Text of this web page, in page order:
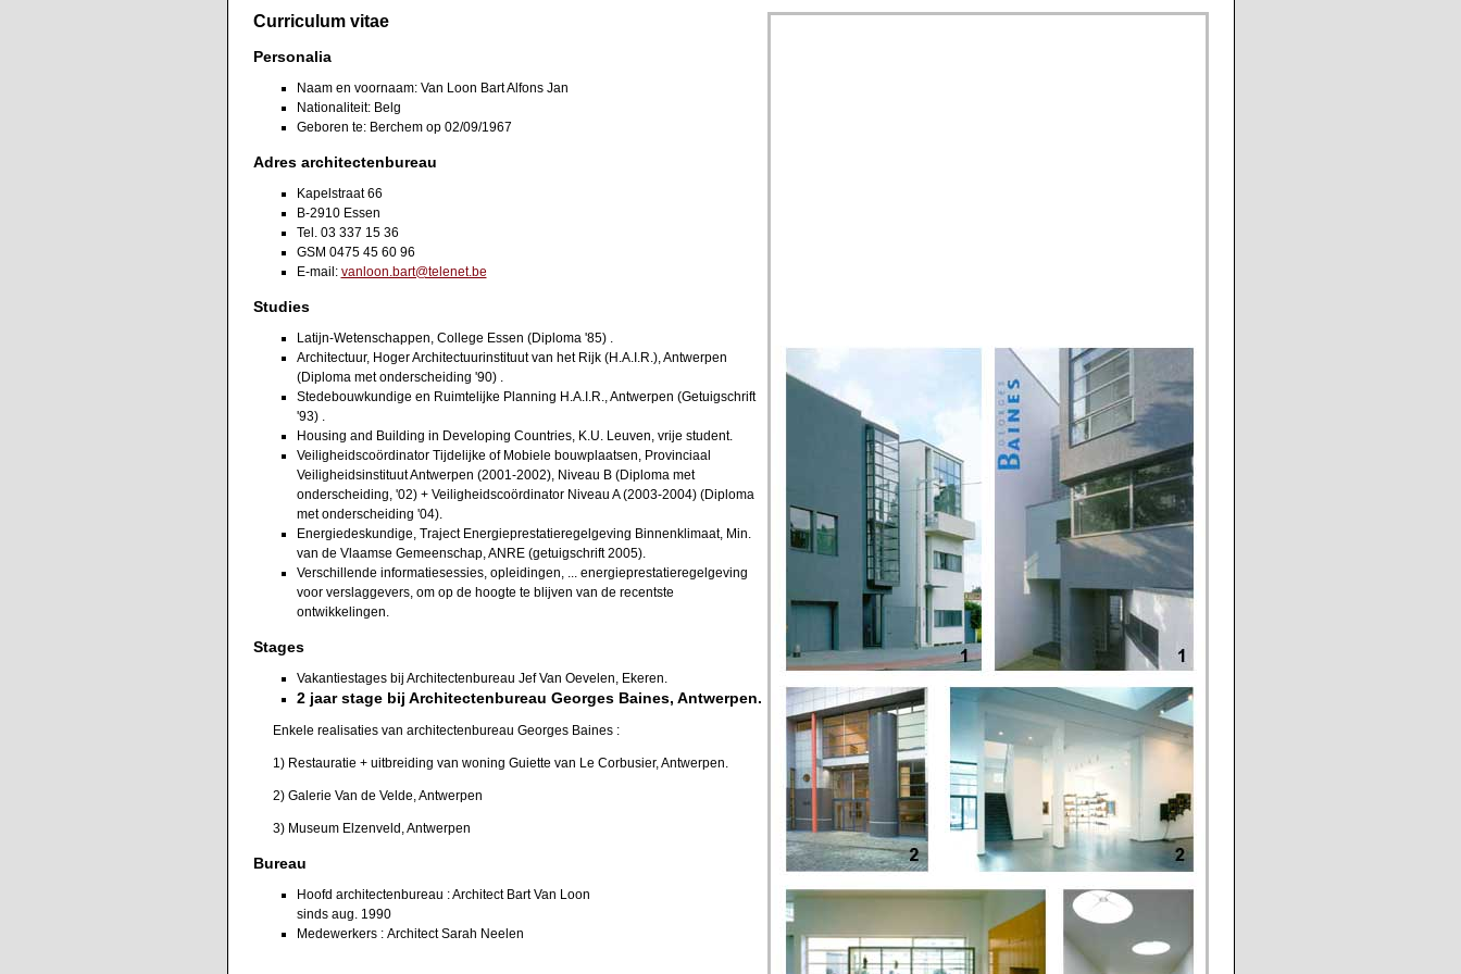
Curriculum vitae
Personalia
Naam en voornaam: Van Loon Bart Alfons Jan
Nationaliteit: Belg
Geboren te: Berchem op 02/09/1967
Adres architectenbureau
Kapelstraat 66
B-2910 Essen
Tel. 03 337 15 36
GSM 0475 45 60 96
E-mail: vanloon.bart@telenet.be
Studies
Latijn-Wetenschappen, College Essen (Diploma '85) .
Architectuur, Hoger Architectuurinstituut van het Rijk (H.A.I.R.), Antwerpen
(Diploma met onderscheiding '90) .
Stedebouwkundige en Ruimtelijke Planning H.A.I.R., Antwerpen (Getuigschrift
'93) .
Housing and Building in Developing Countries, K.U. Leuven, vrije student.
Veiligheidscoördinator Tijdelijke of Mobiele bouwplaatsen, Provinciaal
Veiligheidsinstituut Antwerpen (2001-2002), Niveau B (Diploma met
onderscheiding, '02) + Veiligheidscoördinator Niveau A (2003-2004) (Diploma
met onderscheiding '04).
Energiedeskundige, Traject Energieprestatieregelgeving Binnenklimaat, Min.
van de Vlaamse Gemeenschap, ANRE (getuigschrift 2005).
Verschillende informatiesessies, opleidingen, ... energieprestatieregelgeving
voor verslaggevers, om op de hoogte te blijven van de recentste
ontwikkelingen.
Stages
Vakantiestages bij Architectenbureau Jef Van Oevelen, Ekeren.
2 jaar stage bij Architectenbureau Georges Baines, Antwerpen.
Enkele realisaties van architectenbureau Georges Baines :
1) Restauratie + uitbreiding van woning Guiette van Le Corbusier, Antwerpen.
2) Galerie Van de Velde, Antwerpen
3) Museum Elzenveld, Antwerpen
Bureau
Hoofd architectenbureau : Architect Bart Van Loon
sinds aug. 1990
Medewerkers : Architect Sarah Neelen